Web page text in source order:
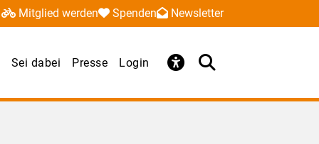
Mitglied werden Spenden Newsletter
Sei dabei Presse Login